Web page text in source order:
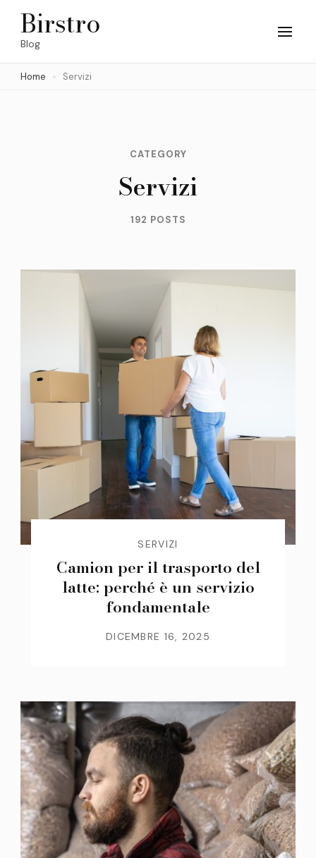
Skip
(Press
Birstro
Blog
Home Servizi
CATEGORY
Servizi
192 POSTS
SERVIZI
Camion per il trasporto del
latte: perché è un servizio
fondamentale
DICEMBRE 16, 2025